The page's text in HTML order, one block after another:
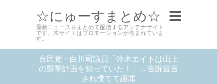
☆にゅーすまとめ☆
最新ニュースをまとめて配信するアンテナサイト
です。本サイトはプロモーションが含まれていま
す。
自民党・白川司議員「鈴木エイトは山上
の襲撃計画を知っていた！」→告訴宣言
され慌てて謝罪